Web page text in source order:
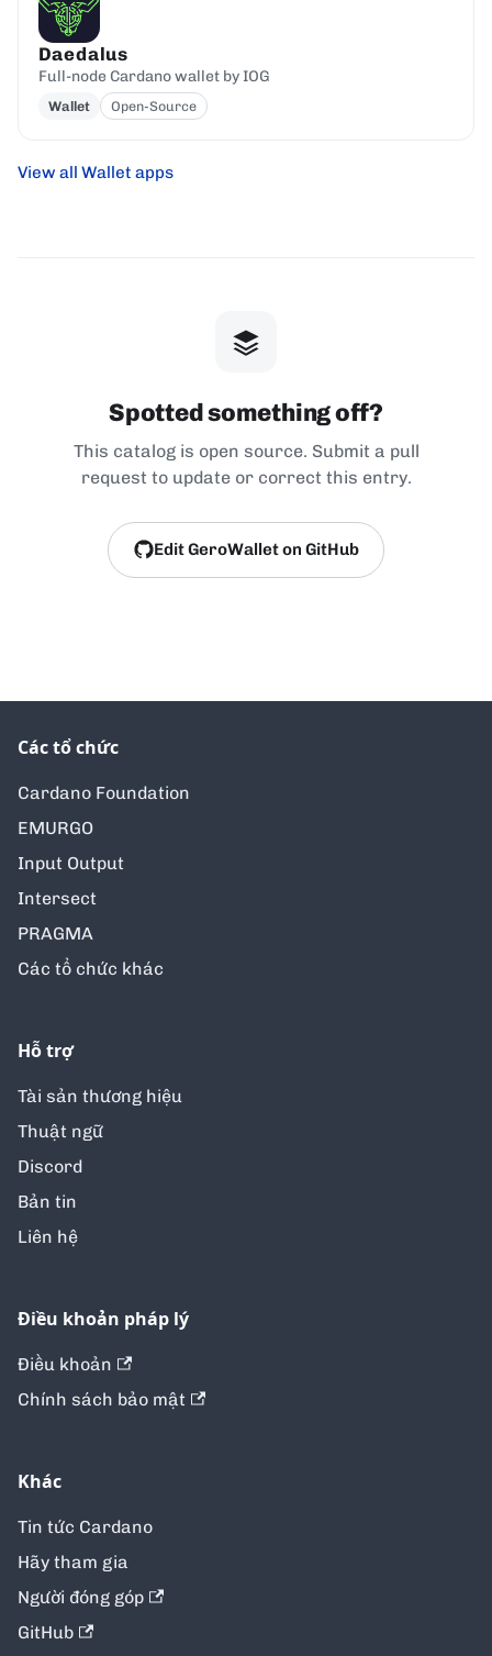
Daedalus
Full-node Cardano wallet by IOG
Wallet Open-Source
View all Wallet apps
Spotted something off?
This catalog is open source. Submit a pull
request to update or correct this entry.
Edit GeroWallet on GitHub
Các tổ chức
Cardano Foundation
EMURGO
Input Output
Intersect
PRAGMA
Các tổ chức khác
Hỗ trợ
Tài sản thương hiệu
Thuật ngữ
Discord
Bản tin
Liên hệ
Điều khoản pháp lý
Điều khoản
Chính sách bảo mật
Khác
Tin tức Cardano
Hãy tham gia
Người đóng góp
GitHub